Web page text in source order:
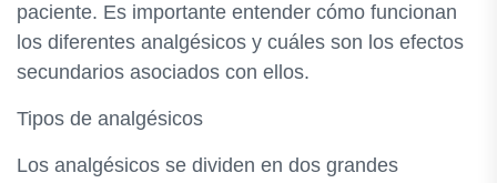
paciente. Es importante entender cómo funcionan
los diferentes analgésicos y cuáles son los efectos
secundarios asociados con ellos.
Tipos de analgésicos
Los analgésicos se dividen en dos grandes